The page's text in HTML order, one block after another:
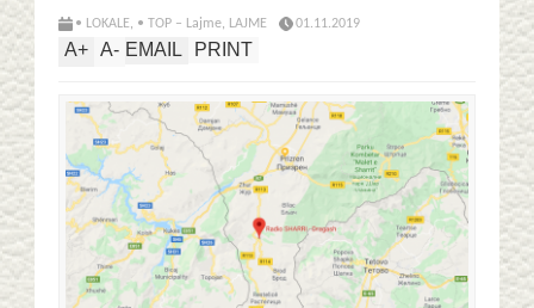
• LOKALE, • TOP – Lajme, LAJME 01.11.2019
A+ A- EMAIL PRINT